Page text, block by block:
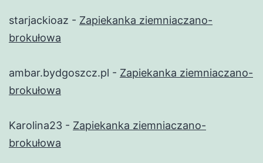
starjackioaz - Zapiekanka ziemniaczano-
brokułowa
ambar.bydgoszcz.pl - Zapiekanka ziemniaczano-
brokułowa
Karolina23 - Zapiekanka ziemniaczano-
brokułowa